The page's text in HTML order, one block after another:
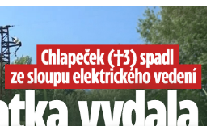
vydala vyjádření na 16 stran